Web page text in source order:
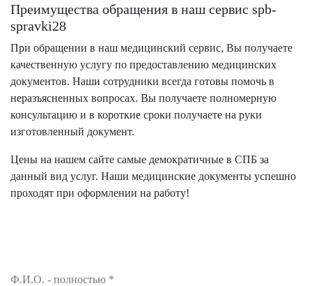
Преимущества обращения в наш сервис spb-
spravki28
При обращении в наш медицинский сервис, Вы получаете
качественную услугу по предоставлению медицинских
документов. Наши сотрудники всегда готовы помочь в
неразъясненных вопросах. Вы получаете полномерную
консультацию и в короткие сроки получаете на руки
изготовленный документ.
Цены на нашем сайте самые демократичные в СПБ за
данный вид услуг. Наши медицинские документы успешно
проходят при оформлении на работу!
Ф.И.О. - полностью *